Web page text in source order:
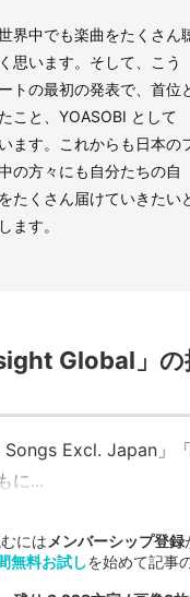
界中でも楽曲をたくさん
思います。そして、こう
トの最初の発表で、首位
こと、YOASOBI として
ます。これからも日本の
の方々にも自分たちの自
たくさん届けていきたい
ます。
Global」の
Songs Excl. Japan」
に...
には メンバーシップ登録
無料お試しを始めて記事